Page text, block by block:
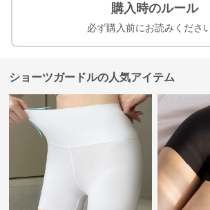
購入時のルール
必ず購入前にお読みください
ショーツガードルの人気アイテム